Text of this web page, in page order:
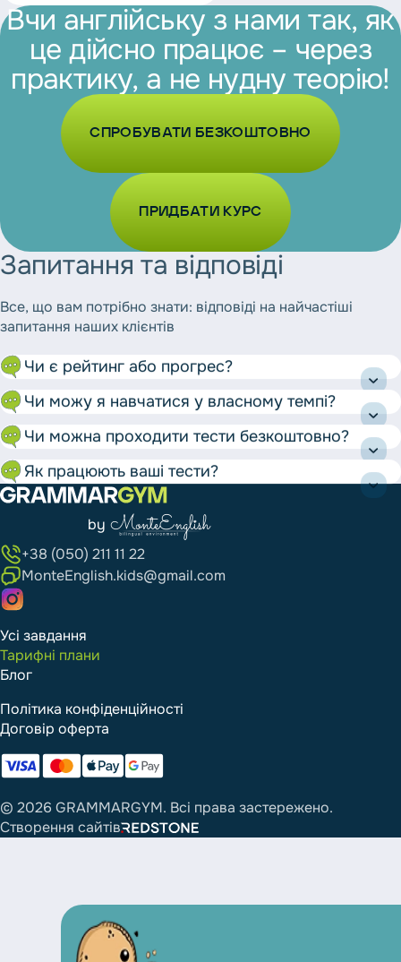
Вчи англійську з нами так, як
це дійсно працює – через
практику, а не нудну теорію!
СПРОБУВАТИ БЕЗКОШТОВНО
ПРИДБАТИ КУРС
Запитання та відповіді
Все, що вам потрібно знати: відповіді на найчастіші
запитання наших клієнтів
Чи є рейтинг або прогрес?
Чи можу я навчатися у власному темпі?
Чи можна проходити тести безкоштовно?
Як працюють ваші тести?
© 2026 GRAMMARGYM. Всі права застережено.
Створення сайтів
by
+38 (050) 211 11 22
MonteEnglish.kids@gmail.com
Усі завдання
Тарифні плани
Блог
Політика конфіденційності
Договір оферта